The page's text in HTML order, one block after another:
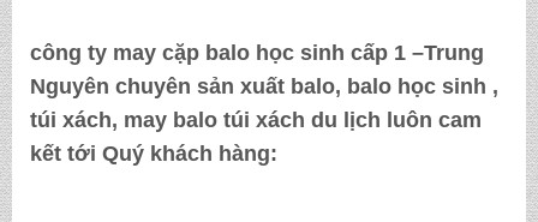
công ty may cặp balo học sinh cấp 1 –Trung
Nguyên chuyên sản xuất balo, balo học sinh ,
túi xách, may balo túi xách du lịch luôn cam
kết tới Quý khách hàng: